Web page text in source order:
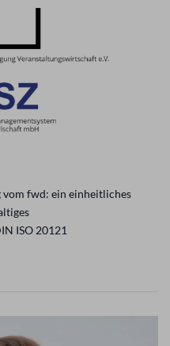
fwd: ein einheitliches
ISO 20121